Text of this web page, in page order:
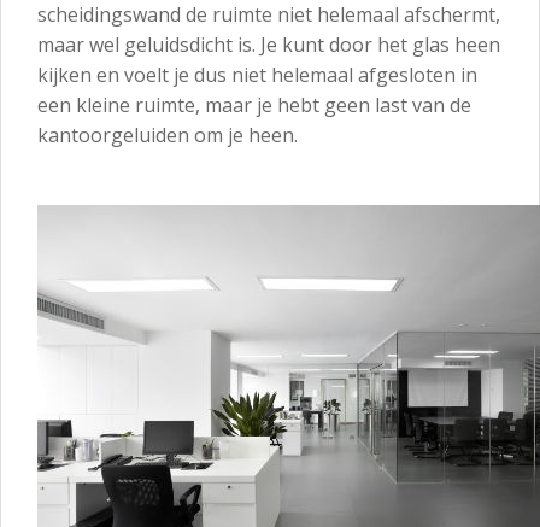
scheidingswand de ruimte niet helemaal afschermt,
maar wel geluidsdicht is. Je kunt door het glas heen
kijken en voelt je dus niet helemaal afgesloten in
een kleine ruimte, maar je hebt geen last van de
kantoorgeluiden om je heen.